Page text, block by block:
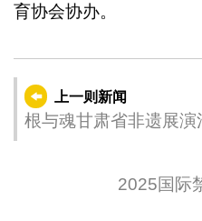
育协会协办。
上一则新闻
根与魂甘肃省非遗展
2025国际